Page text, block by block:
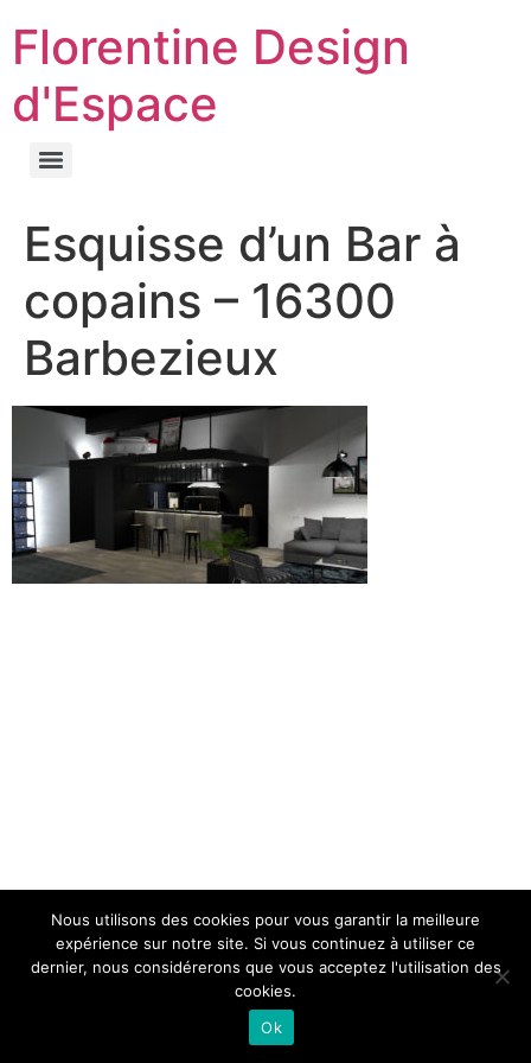
Florentine Design
d'Espace
Esquisse d’un Bar à
copains – 16300
Barbezieux
Nous utilisons des cookies pour vous garantir la meilleure
expérience sur notre site. Si vous continuez à utiliser ce
dernier, nous considérerons que vous acceptez l'utilisation des
cookies.
Ok